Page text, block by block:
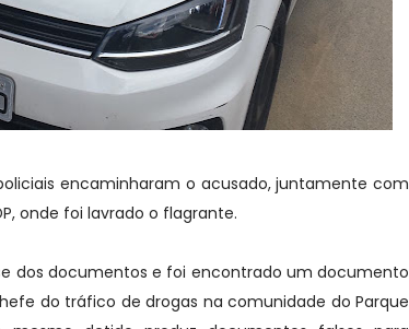
encaminharam o acusado, juntamente com
onde foi lavrado o flagrante.
dos documentos e foi encontrado um documento
do tráfico de drogas na comunidade do Parque